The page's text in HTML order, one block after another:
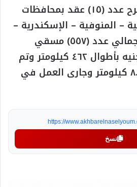
وقد تم حتى الآن طرح عدد (١٥) عقد بمحافظات
– المنوفية – الإسكندرية –
الفيوم – أسيوط) بإجمالي عدد (٥٥٧) مسقي
بتكلفة ٦٤٣ مليون جنيه بأطوال ٤٦٢ كيلومتر وتم
نهو التنفيذ في ٨.٥٠ كيلومتر وجارى العمل في
https://
نسخ